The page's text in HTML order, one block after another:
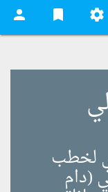
settings
bookmark
person
لخطب
(دام